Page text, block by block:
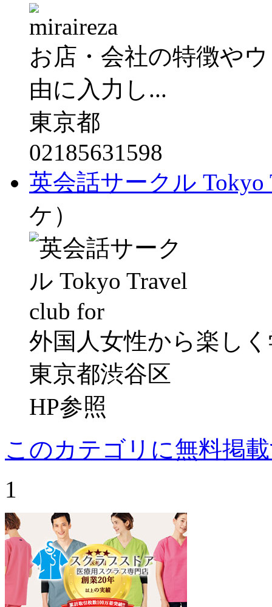
お店・会社の特徴や
由に入力し...
東京都
02185631598
英会話サークル Tokyo
ケ）
外国人女性から楽し
東京都渋谷区
HP参照
このカテゴリに無料掲
1